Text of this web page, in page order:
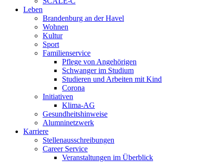
Leben
Brandenburg an der Havel
Wohnen
Kultur
Sport
Familienservice
Pflege von Angehörigen
Schwanger im Studium
Studieren und Arbeiten mit Kind
Corona
Initiativen
Klima-AG
Gesundheitshinweise
Alumninetzwerk
Karriere
Stellenausschreibungen
Career Service
Veranstaltungen im Überblick